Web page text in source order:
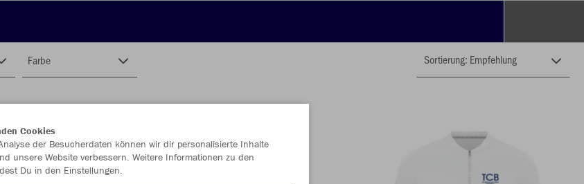
Farbe
Cookies
der Besucherdaten können wir dir personalisierte Inhalte
unsere Website verbessern. Weitere Informationen zu den
Du in den Einstellungen.